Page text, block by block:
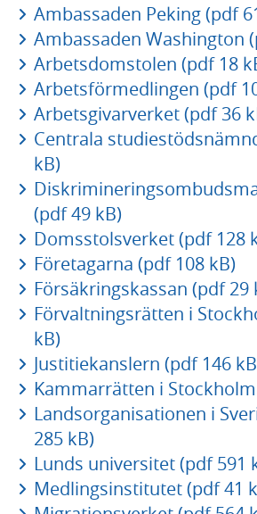
Ambassaden Peking (pdf
Ambassaden Washington
Arbetsdomstolen (pdf 18
Arbetsförmedlingen (pdf
Arbetsgivarverket (pdf 36
Centrala
kB)
(pdf 49 kB)
Domsstolsverket (pdf 128
Företagarna (pdf 108 kB)
Försäkringskassan (pdf 29
Förvaltningsrätten i
kB)
Justitiekanslern (pdf 146
Kammarrätten i
Landsorganisationen i
285 kB)
Lunds universitet (pdf 591
Medlingsinstitutet (pdf 41